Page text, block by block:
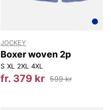
JOCKEY
Boxer woven 2p
S XL 2XL 4XL
fr. 379 kr 599 kr